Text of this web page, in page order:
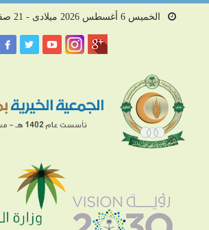
الخميس 6 أغسطس 2026 ميلادى - 21 صفر 1448 هجرى